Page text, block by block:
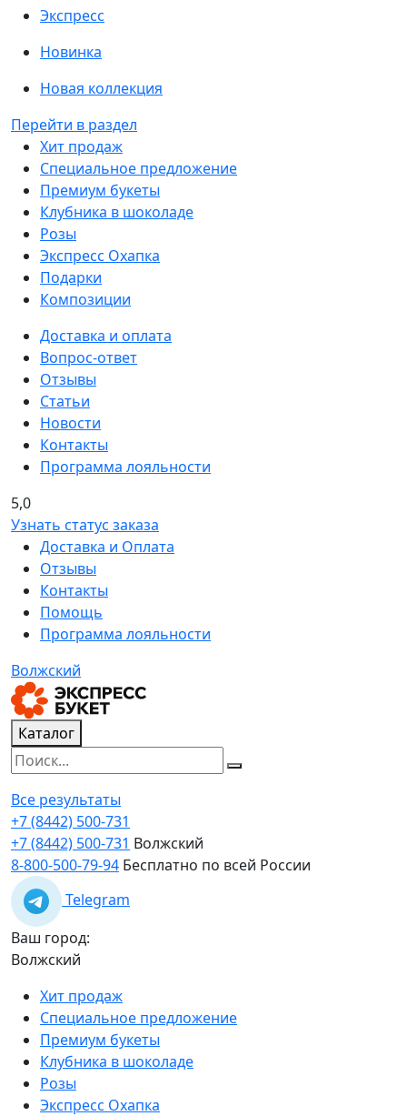
Экспресс
Новинка
Новая коллекция
Перейти в раздел
Хит продаж
Специальное предложение
Премиум букеты
Клубника в шоколаде
Розы
Экспресс Охапка
Подарки
Композиции
Доставка и оплата
Вопрос-ответ
Отзывы
Статьи
Новости
Контакты
Программа лояльности
5,0
Узнать статус заказа
Доставка и Оплата
Отзывы
Контакты
Помощь
Программа лояльности
Волжский
Каталог
Все результаты
+7 (8442) 500-731
+7 (8442) 500-731 Волжский
8-800-500-79-94 Бесплатно по всей России
Telegram
Ваш город:
Волжский
Хит продаж
Специальное предложение
Премиум букеты
Клубника в шоколаде
Розы
Экспресс Охапка